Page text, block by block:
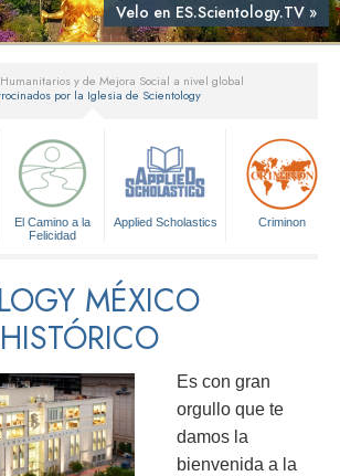
Velo en ES.Scientology.TV »
y de Mejora Social a nivel global
por la Iglesia de Scientology
El Camino a la
Felicidad
Applied Scholastics Criminon
MÉXICO
Es con gran
orgullo que te
damos la
bienvenida a la